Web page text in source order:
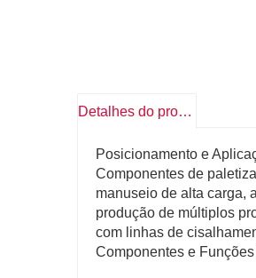
Detalhes do produto
Posicionamento e
Componentes de
manuseio de alta carga,
produção de múltiplos
com linhas de
Componentes e